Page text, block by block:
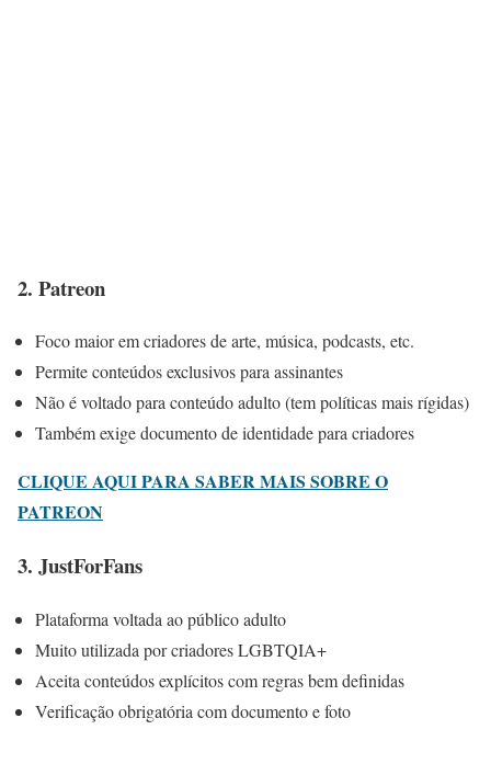
2. Patreon
Foco maior em criadores de arte, música, podcasts, etc.
Permite conteúdos exclusivos para assinantes
Não é voltado para conteúdo adulto (tem políticas mais rígidas)
Também exige documento de identidade para criadores
CLIQUE AQUI PARA SABER MAIS SOBRE O
PATREON
3. JustForFans
Plataforma voltada ao público adulto
Muito utilizada por criadores LGBTQIA+
Aceita conteúdos explícitos com regras bem definidas
Verificação obrigatória com documento e foto